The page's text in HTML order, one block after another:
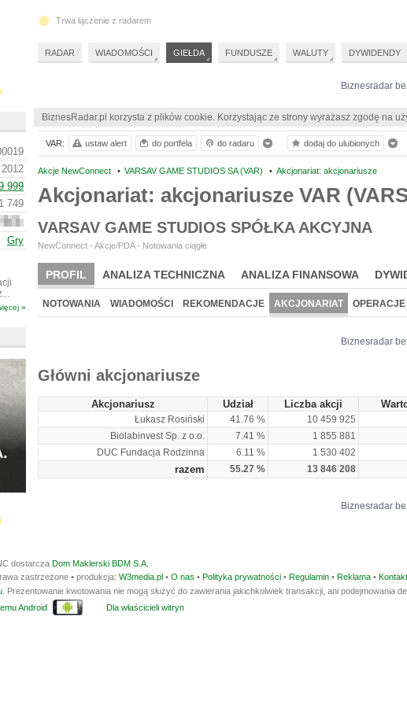
Biznesradar
BiznesRadar.pl korzysta z plików cookie. Korzystając ze strony wyrażasz zgodę na
Akcje NewConnect • VARSAV GAME STUDIOS SA (VAR) • Akcjonariat: akcjonariusze
Akcjonariat: akcjonariusze VAR
VARSAV GAME STUDIOS SPÓŁKA AKCYJNA
NewConnect - Akcje/PDA - Notowania ciągłe
PROFIL ANALIZA TECHNICZNA ANALIZA FINANSOWA
NOTOWANIA WIADOMOŚCI REKOMENDACJE AKCJONARIAT OPERACJE
Biznesradar
Główni akcjonariusze
Akcjonariusz Udział Liczba akcji
Łukasz Rosiński 41.76 % 10 459 925
Biolabinvest Sp. z o.o.
7.41 % 1 855 881
DUC Fundacja Rodzinna
6.11 % 1 530 402
razem 55.27 % 13 846 208
Biznesradar
VAR: ustaw alert do portfela do radaru dodaj do ulubionych
999
749
13
047
749
Gry
»
Trwa łączenie z radarem
RADAR WIADOMOŚCI GIEŁDA FUNDUSZE WALUTY DYWIDENDY
dostarcza Dom Maklerski BDM S.A.
zastrzeżone • produkcja: W3media.pl • O nas • Polityka prywatności • Regulamin • Reklama • Kontakt
. Prezentowanie kwotowania nie mogą służyć do zawierania jakichkolwiek transakcji, ani podejmowania
Android Dla właścicieli witryn